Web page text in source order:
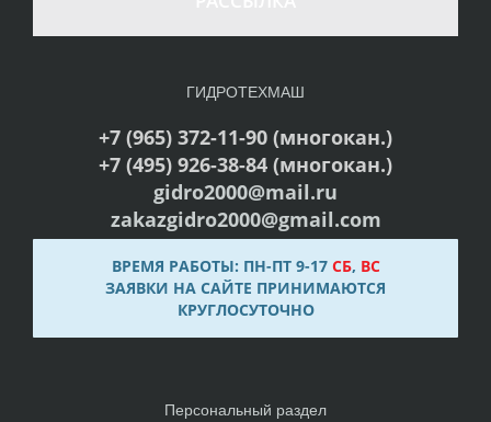
ГИДРОТЕХМАШ
+7 (965) 372-11-90 (многокан.)
+7 (495) 926-38-84 (многокан.)
gidro2000@mail.ru
zakazgidro2000@gmail.com
ВРЕМЯ РАБОТЫ: ПН-ПТ 9-17 СБ, ВС
ЗАЯВКИ НА САЙТЕ ПРИНИМАЮТСЯ
КРУГЛОСУТОЧНО
Персональный раздел